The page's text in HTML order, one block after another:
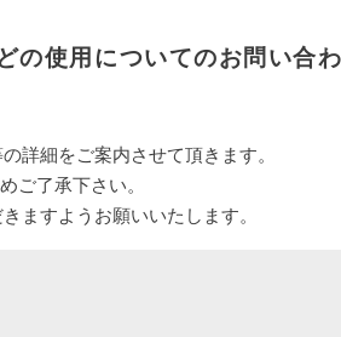
の使用についてのお問い合
詳細をご案内させて頂きます。
ご了承下さい。
ますようお願いいたします。